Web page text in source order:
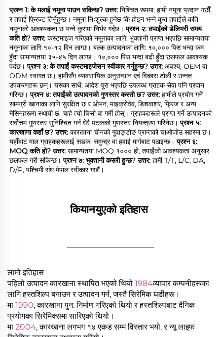
प्रश्न 1: के मलाई नमूना पाउन सकिन्छ? उत्तर: निश्चित रूपमा, हामी नमूना प्रदान गर्छौं,
र तपाईं फ्रिज्ट तिर्नुहुन्छ। नमूना निःशुल्क हुनेछ कि होइन भन्ने कुरा तपाईंले कति
नमूनाको आवश्यकता छ भन्ने कुरामा निर्भर गर्दछ। प्रश्न २: तपाईंको डेलिभरी समय
कति हो? उत्तर: कस्टमाइज गरिएको नमूनाका लागि: भुक्तानी प्राप्त भएपछि सामान्यतया
नमूनाका लागि १०-१२ दिन लाग्छ। बल्क उत्पादनका लागि: १०,००० पिस भन्दा कम
हुँदा सामान्यतया ३५-४५ दिन लाग्छ। १०,००० पिस भन्दा बढी हुँदा छलफल आवश्यक
पर्दछ। प्रश्न ३: के तपाईं कस्टमाइजेसन स्वीकार गर्नुहुन्छ? उत्तर: अवश्य, OEM वा
ODM स्वागत छ। हामीसँग व्यावसायिक अनुसन्धान एवं विकास टोली र उन्नत
उपकरणहरू छन्। यसका साथै, आदेश पूरा भएपछि उपलब्ध ग्राहक सेवा पनि प्रदान
गरिन्छ। प्रश्न ४: तपाईंको उत्पादनको गुणस्तर कस्तो छ? उत्तर: हामीले प्रयोग गर्ने
सामग्री खानाका लागि सुरक्षित छ र ओभन, माइक्रोवेव, डिशवाशर, फ्रिज र अन्य
मेसिनहरूमा स्थायी छ, चाहे त्यो चिसो वा गर्मी होस्। ग्राहकहरूले प्राप्त गर्ने उत्पादनको
सर्वोत्तम गुणस्तर सुनिश्चित गर्न धेरै पटकको गुणस्तर नियन्त्रण गरिनेछ। प्रश्न ५:
कारखाना कहाँ छ? उत्तर: कारखाना चीनको गुवाङ्डोङ प्रान्तको चाओजोउ सहरमा छ।
यहाँबाट माल ग्राहकहरूलाई सडक, समुन्द्र वा हवाई मार्गबाट पठाइन्छ। प्रश्न ६:
MOQ कति हो? उत्तर: सामान्यतया MOQ १००० हो, तपाईंको आवश्यकता अनुसार
छलफल गरी सकिन्छ। प्रश्न ७: भुक्तानी कसरी हुन्छ? उत्तर: हामी T/T, L/C, DA,
D/P, पश्चिमी संघ पेपाल स्वीकार गर्छौं।
कियानयुएको इतिहास
लामो इतिहास
पहिलो उत्पादन कारखाना स्थापित भएको थियो 1984व्यापार कम्पनीहरूका
लागि हस्तशिल्प बनाउन र उत्पादन गर्न, जस्तै सिरेमिक घडीहरू।
मा 1990, कारखाना पुन: निर्माण गरिएको थियो र हस्तशिल्पबाट दैनिक
प्रयोगका सिरेमिक्समा सारिएको थियो।
मा 2004, कारखाना लगभग १४ एकड सम्म विस्तार भयो, र न्यू लाइफ